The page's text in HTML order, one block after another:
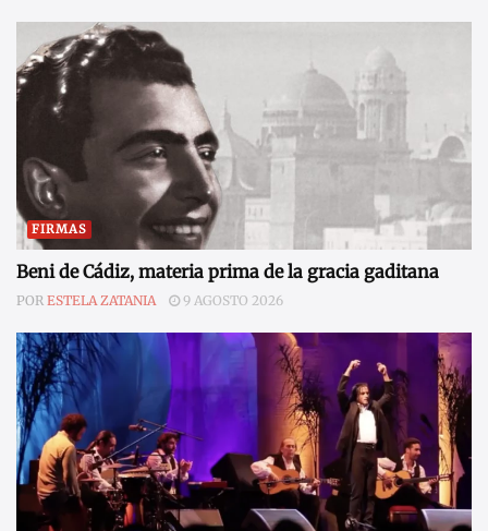
FIRMAS
Beni de Cádiz, materia prima de la gracia gaditana
POR ESTELA ZATANIA 9 AGOSTO 2026